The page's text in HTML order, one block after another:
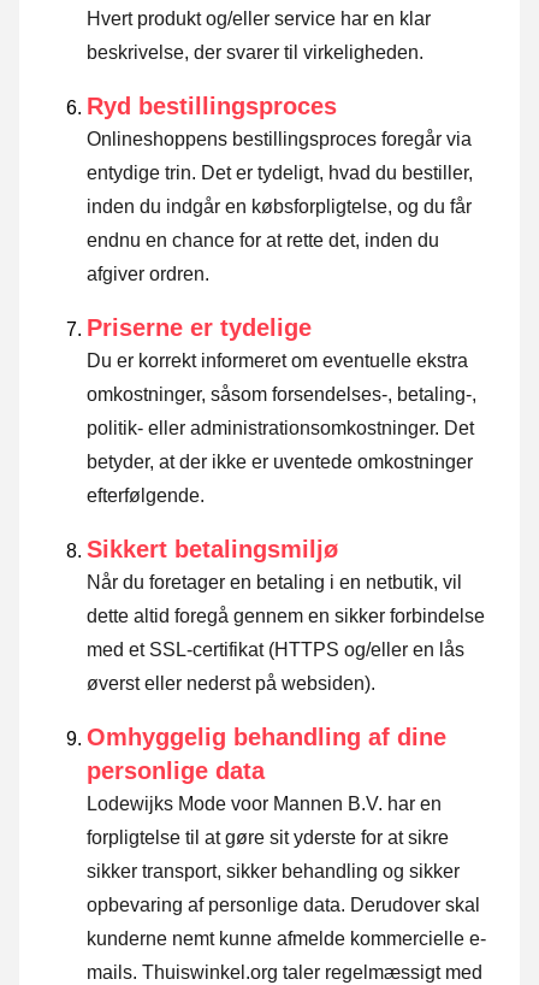
Hvert produkt og/eller service har en klar
beskrivelse, der svarer til virkeligheden.
Ryd bestillingsproces
Onlineshoppens bestillingsproces foregår via
entydige trin. Det er tydeligt, hvad du bestiller,
inden du indgår en købsforpligtelse, og du får
endnu en chance for at rette det, inden du
afgiver ordren.
Priserne er tydelige
Du er korrekt informeret om eventuelle ekstra
omkostninger, såsom forsendelses-, betaling-,
politik- eller administrationsomkostninger. Det
betyder, at der ikke er uventede omkostninger
efterfølgende.
Sikkert betalingsmiljø
Når du foretager en betaling i en netbutik, vil
dette altid foregå gennem en sikker forbindelse
med et SSL-certifikat (HTTPS og/eller en lås
øverst eller nederst på websiden).
Omhyggelig behandling af dine
personlige data
Lodewijks Mode voor Mannen B.V. har en
forpligtelse til at gøre sit yderste for at sikre
sikker transport, sikker behandling og sikker
opbevaring af personlige data. Derudover skal
kunderne nemt kunne afmelde kommercielle e-
mails. Thuiswinkel.org taler regelmæssigt med